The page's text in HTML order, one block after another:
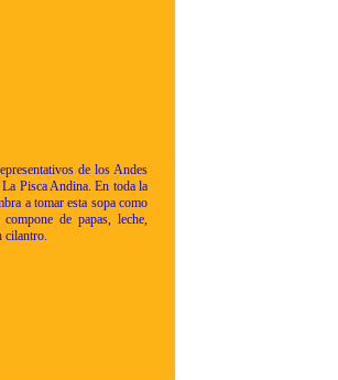
de los Andes
Pisca Andina. En toda la
a tomar esta sopa como
de papas, leche,
cilantro.